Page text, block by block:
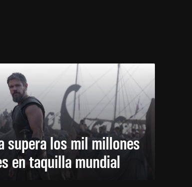
supera los mil millones
en taquilla mundial